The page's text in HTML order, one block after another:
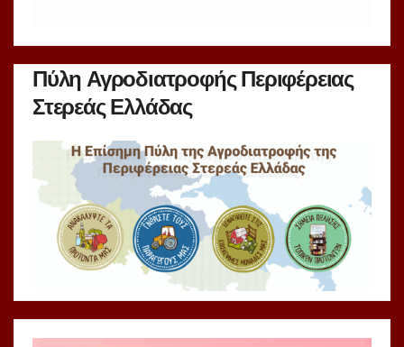
Πύλη Αγροδιατροφής Περιφέρειας
Στερεάς Ελλάδας